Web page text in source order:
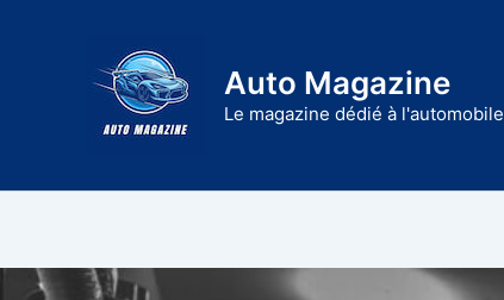
Auto Magazine
Le magazine dédié à l'automobile